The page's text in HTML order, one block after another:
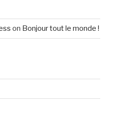
on Bonjour tout le monde !